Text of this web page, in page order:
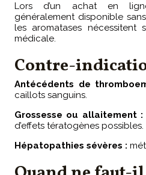
Lors d’un achat en
généralement disponible
les aromatases nécessitent
médicale.
Contre-
Antécédents de
caillots sanguins.
Grossesse ou allaitement :
d’effets tératogènes possibles.
Hépatopathies sévères :